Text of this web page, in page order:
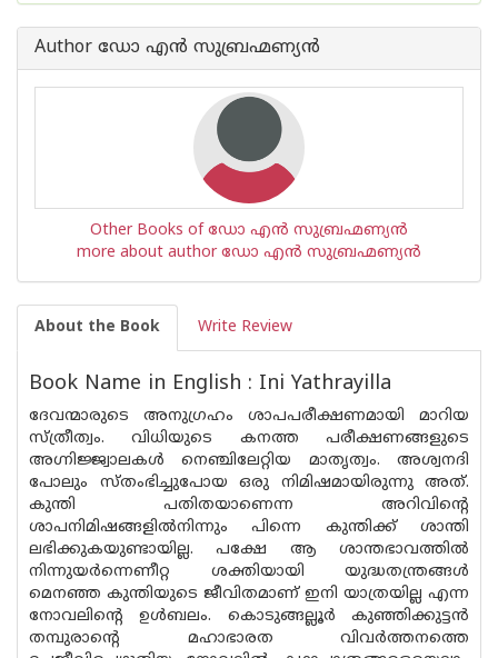
Author ഡോ എന്‍ സുബ്രഹ്മണ്യന്‍
Other Books of ഡോ എന്‍ സുബ്രഹ്മണ്യന്‍
more about author ഡോ എന്‍ സുബ്രഹ്മണ്യന്‍
About the Book Write Review
Book Name in English : Ini Yathrayilla
ദേവന്മാരുടെ അനുഗ്രഹം ശാപപരീക്ഷണമായി മാറിയ
സ്ത്രീത്വം. വിധിയുടെ കനത്ത പരീക്ഷണങ്ങളുടെ
അഗ്നിജ്ജ്വാലകൾ നെഞ്ചിലേറ്റിയ മാതൃത്വം. അശ്വനദി
പോലും സ്തംഭിച്ചുപോയ ഒരു നിമിഷമായിരുന്നു അത്.
കുന്തി പതിതയാണെന്ന അറിവിന്റെ
ശാപനിമിഷങ്ങളിൽനിന്നും പിന്നെ കുന്തിക്ക് ശാന്തി
ലഭിക്കുകയുണ്ടായില്ല. പക്ഷേ ആ ശാന്തഭാവത്തിൽ
നിന്നുയർന്നെണീറ്റ ശക്തിയായി യുദ്ധതന്ത്രങ്ങൾ
മെനഞ്ഞ കുന്തിയുടെ ജീവിതമാണ് ഇനി യാത്രയില്ല എന്ന
നോവലിന്റെ ഉൾബലം. കൊടുങ്ങല്ലൂർ കുഞ്ഞിക്കുട്ടൻ
തമ്പുരാന്റെ മഹാഭാരത വിവർത്തനത്തെ